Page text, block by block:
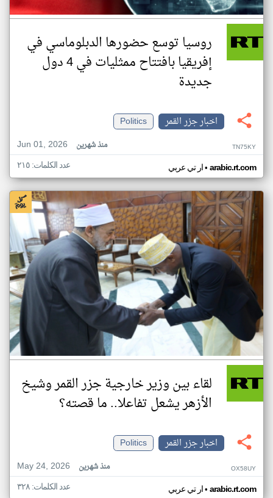
روسيا توسع حضورها الدبلوماسي في
إفريقيا بافتتاح ممثليات في 4 دول
جديدة
اخبار جزر القمر
Politics
Jun 01, 2026
منذ شهرين TN75KY
ار تي عربي• arabic.rt.com عدد الكلمات: ٢١٥
لقاء بين وزير خارجية جزر القمر وشيخ
الأزهر يشعل تفاعلا.. ما قصته؟
اخبار جزر القمر
Politics
May 24, 2026
منذ شهرين OX58UY
ار تي عربي• arabic.rt.com عدد الكلمات: ٣٢٨